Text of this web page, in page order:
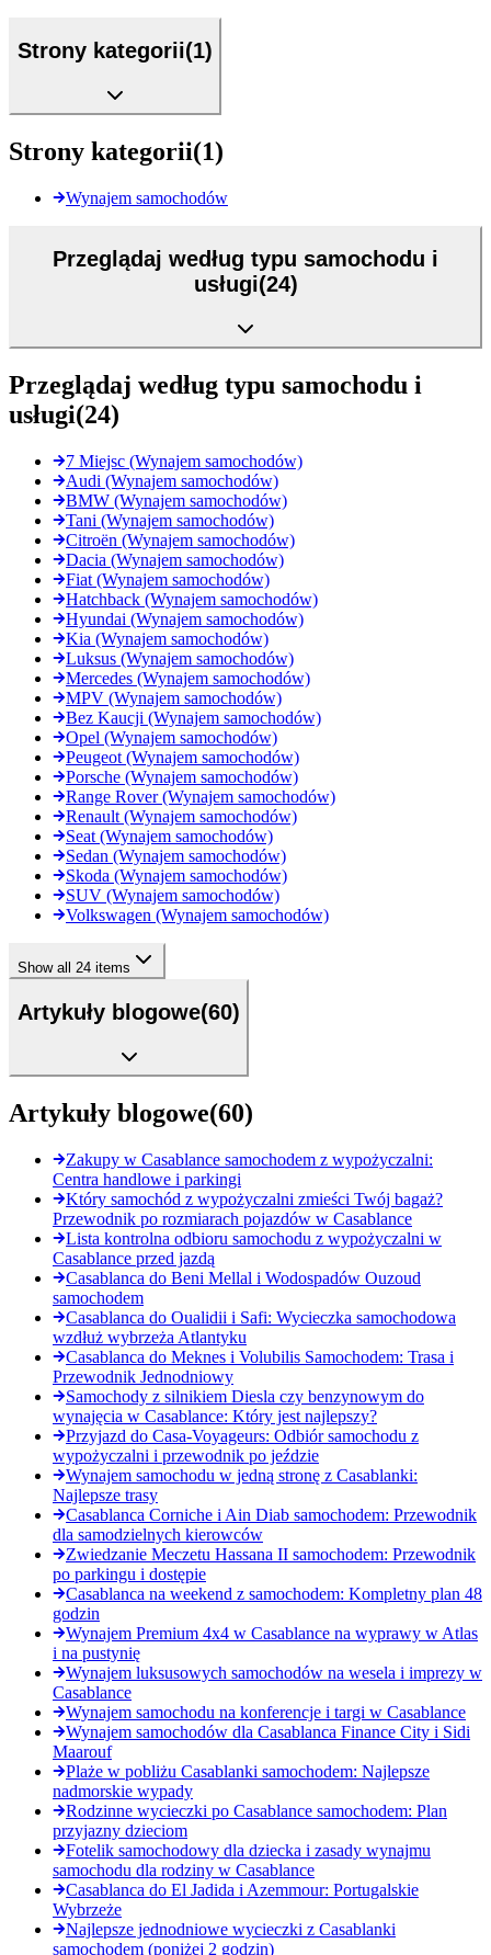
Strony kategorii(1)
Strony kategorii(1)
Wynajem samochodów
Przeglądaj według typu samochodu i
usługi(24)
Przeglądaj według typu samochodu i
usługi(24)
7 Miejsc (Wynajem samochodów)
Audi (Wynajem samochodów)
BMW (Wynajem samochodów)
Tani (Wynajem samochodów)
Citroën (Wynajem samochodów)
Dacia (Wynajem samochodów)
Fiat (Wynajem samochodów)
Hatchback (Wynajem samochodów)
Hyundai (Wynajem samochodów)
Kia (Wynajem samochodów)
Luksus (Wynajem samochodów)
Mercedes (Wynajem samochodów)
MPV (Wynajem samochodów)
Bez Kaucji (Wynajem samochodów)
Opel (Wynajem samochodów)
Peugeot (Wynajem samochodów)
Porsche (Wynajem samochodów)
Range Rover (Wynajem samochodów)
Renault (Wynajem samochodów)
Seat (Wynajem samochodów)
Sedan (Wynajem samochodów)
Skoda (Wynajem samochodów)
SUV (Wynajem samochodów)
Volkswagen (Wynajem samochodów)
Show all 24 items
Artykuły blogowe(60)
Artykuły blogowe(60)
Zakupy w Casablance samochodem z wypożyczalni:
Centra handlowe i parkingi
Który samochód z wypożyczalni zmieści Twój bagaż?
Przewodnik po rozmiarach pojazdów w Casablance
Lista kontrolna odbioru samochodu z wypożyczalni w
Casablance przed jazdą
Casablanca do Beni Mellal i Wodospadów Ouzoud
samochodem
Casablanca do Oualidii i Safi: Wycieczka samochodowa
wzdłuż wybrzeża Atlantyku
Casablanca do Meknes i Volubilis Samochodem: Trasa i
Przewodnik Jednodniowy
Samochody z silnikiem Diesla czy benzynowym do
wynajęcia w Casablance: Który jest najlepszy?
Przyjazd do Casa-Voyageurs: Odbiór samochodu z
wypożyczalni i przewodnik po jeździe
Wynajem samochodu w jedną stronę z Casablanki:
Najlepsze trasy
Casablanca Corniche i Ain Diab samochodem: Przewodnik
dla samodzielnych kierowców
Zwiedzanie Meczetu Hassana II samochodem: Przewodnik
po parkingu i dostępie
Casablanca na weekend z samochodem: Kompletny plan 48
godzin
Wynajem Premium 4x4 w Casablance na wyprawy w Atlas
i na pustynię
Wynajem luksusowych samochodów na wesela i imprezy w
Casablance
Wynajem samochodu na konferencje i targi w Casablance
Wynajem samochodów dla Casablanca Finance City i Sidi
Maarouf
Plaże w pobliżu Casablanki samochodem: Najlepsze
nadmorskie wypady
Rodzinne wycieczki po Casablance samochodem: Plan
przyjazny dzieciom
Fotelik samochodowy dla dziecka i zasady wynajmu
samochodu dla rodziny w Casablance
Casablanca do El Jadida i Azemmour: Portugalskie
Wybrzeże
Najlepsze jednodniowe wycieczki z Casablanki
samochodem (poniżej 2 godzin)